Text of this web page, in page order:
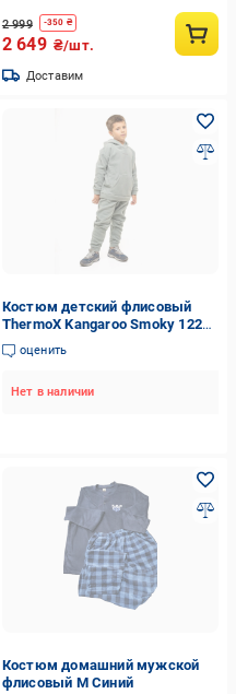
2 999 -350 ₴
2 649 ₴/шт.
Доставим
Костюм детский флисовый
ThermoX Kangaroo Smoky 122
см Серый
оценить
Нет в наличии
Костюм домашний мужской
флисовый M Синий